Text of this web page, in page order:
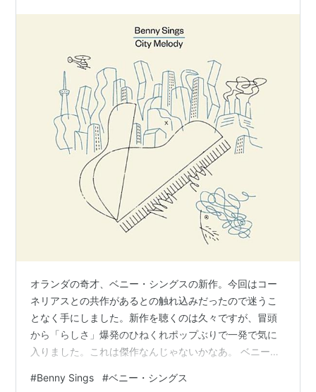
オランダの奇才、ベニー・シングスの新作。今回はコー
ネリアスとの共作があるとの触れ込みだったので迷うこ
となく手にしました。新作を聴くのは久々ですが、冒頭
から「らしさ」爆発のひねくれポップぶりで一発で気に
入りました。これは傑作なんじゃないかなあ。 ベニー・
が、シンガーソングライターというよりはマルチアーテ
#Benny Sings #ベニー・シングス